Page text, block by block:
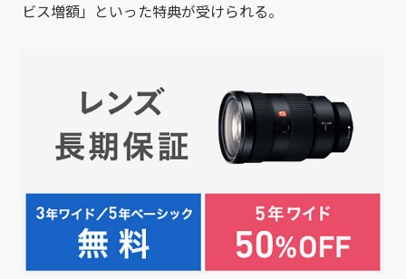
ビス増額」といった特典が受けられる。